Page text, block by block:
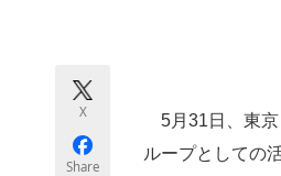
ちょっと気にな
X
Share
5月31日、東京
ループとしての